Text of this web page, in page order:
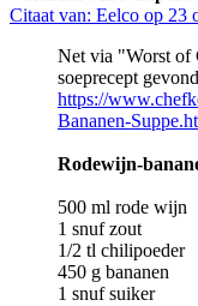
Citaat van: Eelco op 23
Net via "Worst of
soeprecept
https://
Bananen-
Rodewijn-
500 ml rode wijn
1 snuf zout
1/2 tl chilipoeder
450 g bananen
1 snuf suiker